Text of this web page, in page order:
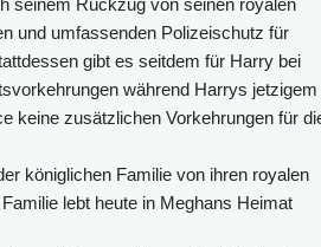
und umfassenden Polizeischutz für
gibt es seitdem für Harry bei
während Harrys jetzigem
keine zusätzlichen Vorkehrungen für
königlichen Familie von ihren royalen
lebt heute in Meghans Heimat